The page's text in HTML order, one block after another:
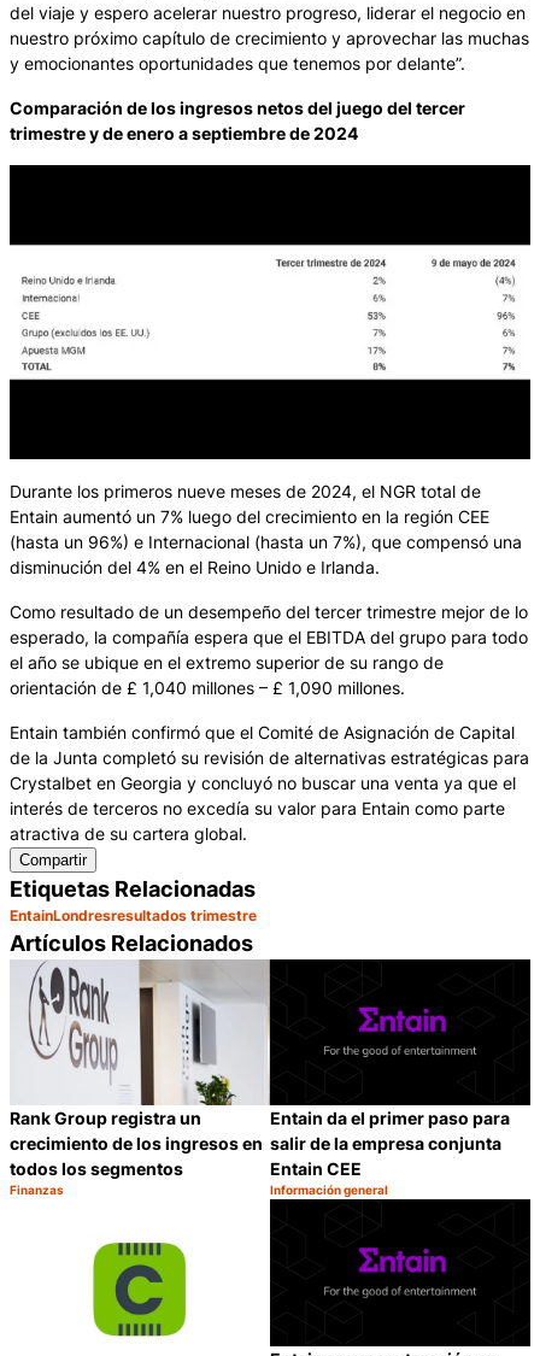
del viaje y espero acelerar nuestro progreso, liderar el negocio en
nuestro próximo capítulo de crecimiento y aprovechar las muchas
y emocionantes oportunidades que tenemos por delante”.
Comparación de los ingresos netos del juego del tercer
trimestre y de enero a septiembre de 2024
Durante los primeros nueve meses de 2024, el NGR total de
Entain aumentó un 7% luego del crecimiento en la región CEE
(hasta un 96%) e Internacional (hasta un 7%), que compensó una
disminución del 4% en el Reino Unido e Irlanda.
Como resultado de un desempeño del tercer trimestre mejor de lo
esperado, la compañía espera que el EBITDA del grupo para todo
el año se ubique en el extremo superior de su rango de
orientación de £ 1,040 millones – £ 1,090 millones.
Entain también confirmó que el Comité de Asignación de Capital
de la Junta completó su revisión de alternativas estratégicas para
Crystalbet en Georgia y concluyó no buscar una venta ya que el
interés de terceros no excedía su valor para Entain como parte
atractiva de su cartera global.
Compartir
Etiquetas Relacionadas
EntainLondresresultados trimestre
Artículos Relacionados
Rank Group registra un
crecimiento de los ingresos en
todos los segmentos
Categoría:
Finanzas
Compartir
Entain da el primer paso para
salir de la empresa conjunta
Entain CEE
Categoría:
Información general